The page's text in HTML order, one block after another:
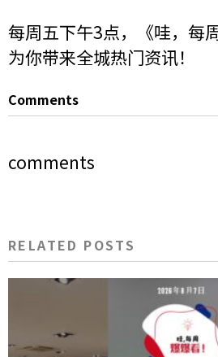
每周五下午3点，《哇，每
为你带来全城热门资讯！
Comments
comments
RELATED POSTS